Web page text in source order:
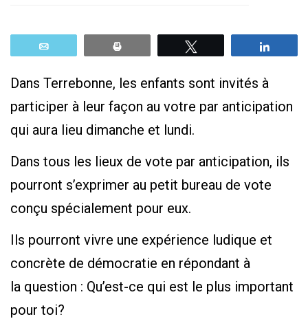
Dans Terrebonne, les enfants sont invités à
participer à leur façon au votre par anticipation
qui aura lieu dimanche et lundi.
Dans tous les lieux de vote par anticipation, ils
pourront s’exprimer au petit bureau de vote
conçu spécialement pour eux.
Ils pourront vivre une expérience ludique et
concrète de démocratie en répondant à
la question : Qu’est-ce qui est le plus important
pour toi?